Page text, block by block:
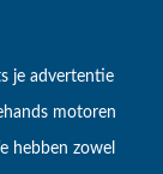
je advertentie
motoren
hebben zowel